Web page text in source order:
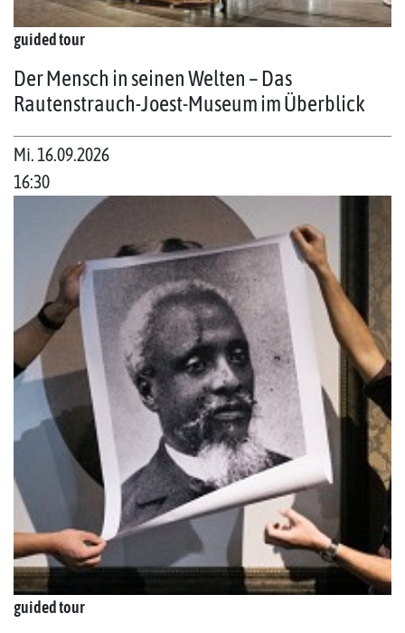
guided tour
Der Mensch in seinen Welten – Das
Rautenstrauch-Joest-Museum im Überblick
Mi. 16.09.2026
16:30
guided tour